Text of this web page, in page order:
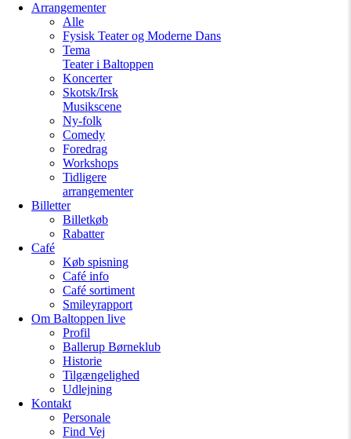
Arrangementer
Alle
Fysisk Teater og Moderne Dans
Tema
Teater i Baltoppen
Koncerter
Skotsk/Irsk
Musikscene
Ny-folk
Comedy
Foredrag
Workshops
Tidligere
arrangementer
Billetter
Billetkøb
Rabatter
Café
Køb spisning
Café info
Café sortiment
Smileyrapport
Om Baltoppen live
Profil
Ballerup Børneklub
Historie
Tilgængelighed
Udlejning
Kontakt
Personale
Find Vej